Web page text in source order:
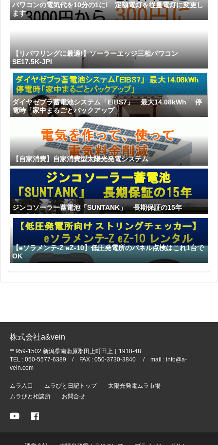
パワコンの電気代を10分の1に! 定額電灯を従量電灯に変更し
ます
【リパワリングに最適!】ソーラーエッジ三相パワコン
SE17.5K-JPI
ダイヤゼブラ蓄電池システム「EIBS7」 最大14.08kWh 停
電時「家中まるごとバックアップ」
【自家消費】自家消費型太陽光発電システム
ジンコソーラー蓄電池「SUNTANK」 長期保証の15年
【eソラメンテ-Z eZ-10】低圧発電所のパネル点検はこれ1台で
OK
株式会社a&vein
〒959-1502 新潟県南蒲原郡田上町田上丁1918-48
TEL : 050-5577-6389 / FAX : 050-3730-3840 / mail : info@a-
vein.com
ムラ入口 ムラびと日記トップ
太陽光発電ムラ市場
ムラびと相談所
お問合せ